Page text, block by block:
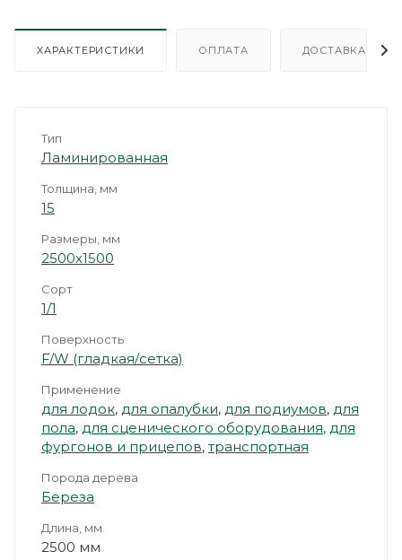
ХАРАКТЕРИСТИКИ ОПЛАТА ДОСТАВКА
Тип
Ламинированная
Толщина, мм
15
Размеры, мм
2500х1500
Сорт
1/1
Поверхность
F/W (гладкая/сетка)
Применение
для лодок, для опалубки, для подиумов, для
пола, для сценического оборудования, для
фургонов и прицепов,транспортная
Порода дерева
Береза
Длина, мм
2500 мм